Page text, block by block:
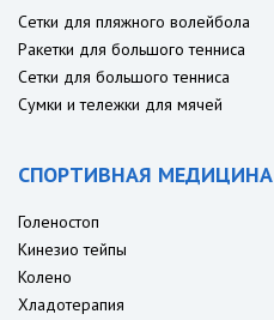
Сетки для пляжного волейбола
Ракетки для большого тенниса
Сетки для большого тенниса
Сумки и тележки для мячей
СПОРТИВНАЯ МЕДИЦИНА
Голеностоп
Кинезио тейпы
Колено
Хладотерапия